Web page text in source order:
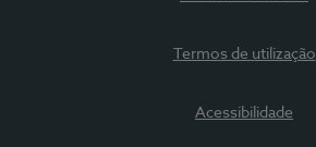
Termos de utilização
Acessibilidade